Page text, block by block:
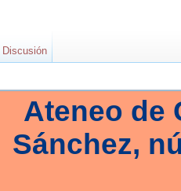
Ateneo de
Sánchez,
Discusión